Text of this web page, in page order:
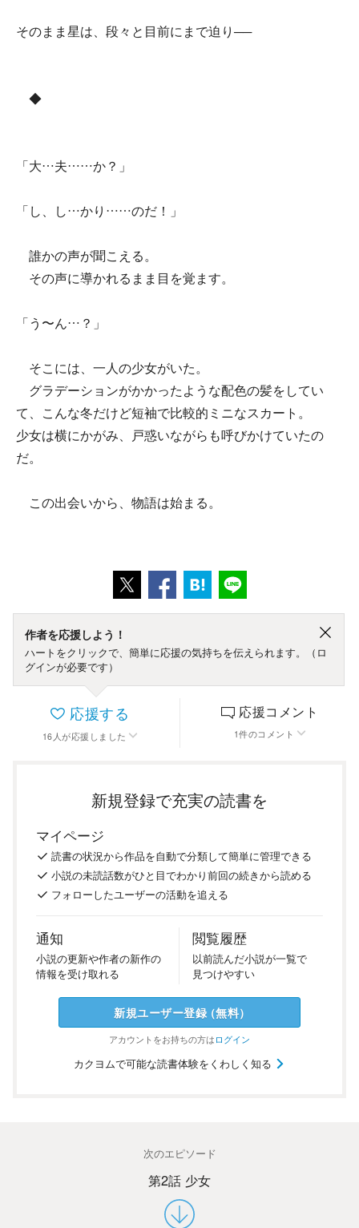
そのまま星は、段々と目前にまで迫り──
◆
「大…夫……か？」
「し、し…かり……のだ！」
誰かの声が聞こえる。
その声に導かれるまま目を覚ます。
「う〜ん…？」
そこには、一人の少女がいた。
グラデーションがかかったような配色の髪をしてい
て、こんな冬だけど短袖で比較的ミニなスカート。
少女は横にかがみ、戸惑いながらも呼びかけていたの
だ。
この出会いから、物語は始まる。
作者を応援しよう！
ハートをクリックで、簡単に応援の気持ちを伝えられます。（ロ
グインが必要です）
応援する
16 人 が応援しました
応援コメント
1件のコメント
新規登録で充実の読書を
マイページ
読書の状況から作品を自動で分類して簡単に管理できる
小説の未読話数がひと目でわかり前回の続きから読める
フォローしたユーザーの活動を追える
通知
小説の更新や作者の新作の
情報を受け取れる
閲覧履歴
以前読んだ小説が一覧で
見つけやすい
新規ユーザー登録（無料）
アカウントをお持ちの方はログイン
カクヨムで可能な読書体験をくわしく知る
次のエピソード
第2話 少女